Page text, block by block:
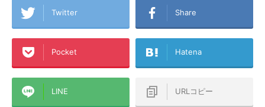
Twitter Share
Pocket Hatena
LINE URLコピー